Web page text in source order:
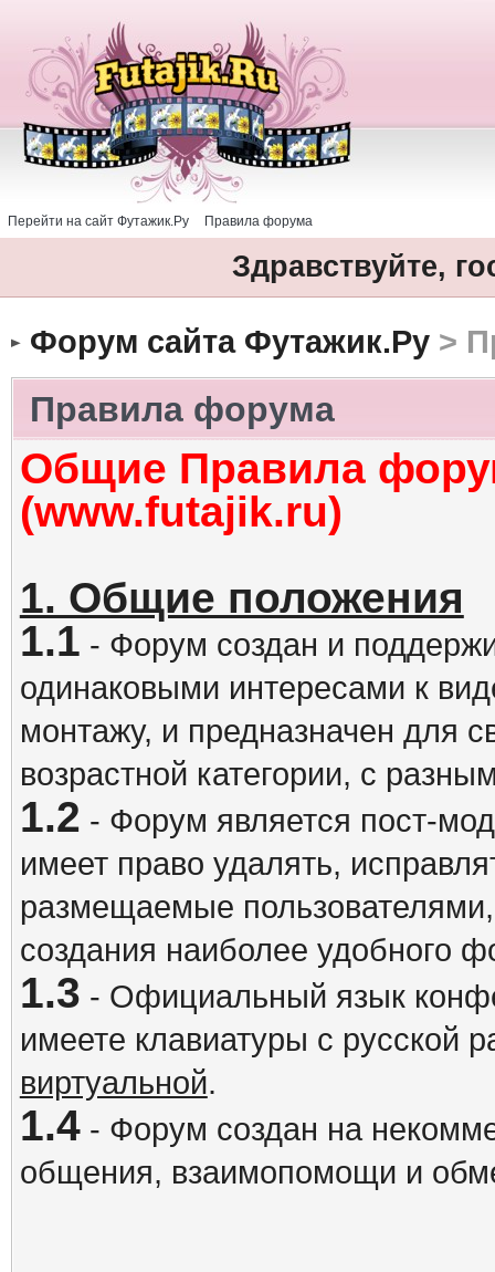
Перейти на сайт Футажик.Ру Правила форума
Здравствуйте,
Форум сайта Футажик.Ру>
Правила форума
Общие Правила
(www.futajik.ru)
1. Общие положения
1.1 - Форум создан и
одинаковыми интересами к
монтажу, и предназначен для
возрастной категории, с
1.2 - Форум является пост-
имеет право удалять,
размещаемые
создания наиболее удобного
1.3 - Официальный язык
имеете клавиатуры с русской
виртуальной.
1.4- Форум создан на
общения, взаимопомощи и